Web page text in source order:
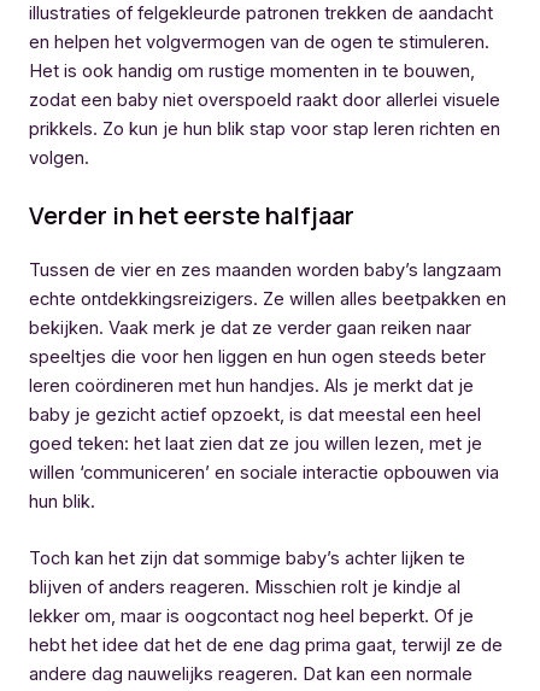
illustraties of felgekleurde patronen trekken de aandacht
en helpen het volgvermogen van de ogen te stimuleren.
Het is ook handig om rustige momenten in te bouwen,
zodat een baby niet overspoeld raakt door allerlei visuele
prikkels. Zo kun je hun blik stap voor stap leren richten en
volgen.
Verder in het eerste halfjaar
Tussen de vier en zes maanden worden baby’s langzaam
echte ontdekkingsreizigers. Ze willen alles beetpakken en
bekijken. Vaak merk je dat ze verder gaan reiken naar
speeltjes die voor hen liggen en hun ogen steeds beter
leren coördineren met hun handjes. Als je merkt dat je
baby je gezicht actief opzoekt, is dat meestal een heel
goed teken: het laat zien dat ze jou willen lezen, met je
willen ‘communiceren’ en sociale interactie opbouwen via
hun blik.
Toch kan het zijn dat sommige baby’s achter lijken te
blijven of anders reageren. Misschien rolt je kindje al
lekker om, maar is oogcontact nog heel beperkt. Of je
hebt het idee dat het de ene dag prima gaat, terwijl ze de
andere dag nauwelijks reageren. Dat kan een normale